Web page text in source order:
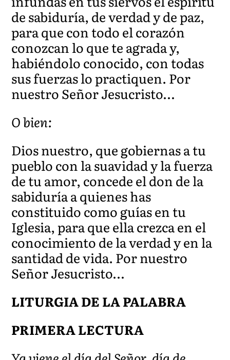
de sabiduría, de verdad y de paz,
para que con todo el corazón
conozcan lo que te agrada y,
habiéndolo conocido, con todas
sus fuerzas lo practiquen. Por
nuestro Señor Jesucristo…
O bien:
Dios nuestro, que gobiernas a tu
pueblo con la suavidad y la fuerza
de tu amor, concede el don de la
sabiduría a quienes has
constituido como guías en tu
Iglesia, para que ella crezca en el
conocimiento de la verdad y en la
santidad de vida. Por nuestro
Señor Jesucristo…
LITURGIA DE LA PALABRA
PRIMERA LECTURA